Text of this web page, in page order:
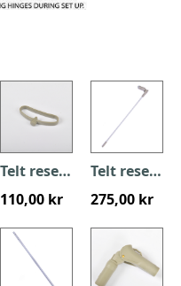
Telt reservedel - Fjeder 8107
110,00 kr
Telt reservedel - Topstang 8108
275,00 kr